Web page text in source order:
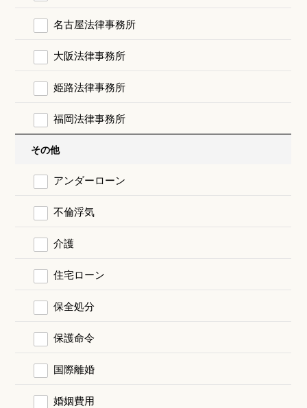
名古屋法律事務所
大阪法律事務所
姫路法律事務所
福岡法律事務所
その他
アンダーローン
不倫浮気
介護
住宅ローン
保全処分
保護命令
国際離婚
婚姻費用